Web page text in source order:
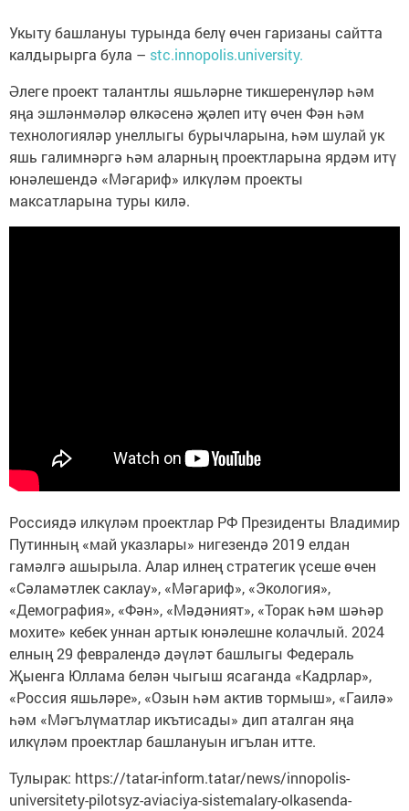
Укыту башлануы турында белү өчен гаризаны сайтта
калдырырга була – stc.innopolis.university.
Әлеге проект талантлы яшьләрне тикшеренүләр һәм
яңа эшләнмәләр өлкәсенә җәлеп итү өчен Фән һәм
технологияләр унеллыгы бурычларына, һәм шулай ук
яшь галимнәргә һәм аларның проектларына ярдәм итү
юнәлешендә «Мәгариф» илкүләм проекты
максатларына туры килә.
Россиядә илкүләм проектлар РФ Президенты Владимир
Путинның «май указлары» нигезендә 2019 елдан
гамәлгә ашырыла. Алар илнең стратегик үсеше өчен
«Сәламәтлек саклау», «Мәгариф», «Экология»,
«Демография», «Фән», «Мәдәният», «Торак һәм шәһәр
мохите» кебек уннан артык юнәлешне колачлый. 2024
елның 29 февралендә дәүләт башлыгы Федераль
Җыенга Юллама белән чыгыш ясаганда «Кадрлар»,
«Россия яшьләре», «Озын һәм актив тормыш», «Гаилә»
һәм «Мәгълүматлар икътисады» дип аталган яңа
илкүләм проектлар башлануын игълан итте.
Тулырак: https://tatar-inform.tatar/news/innopolis-
universitety-pilotsyz-aviaciya-sistemalary-olkasenda-